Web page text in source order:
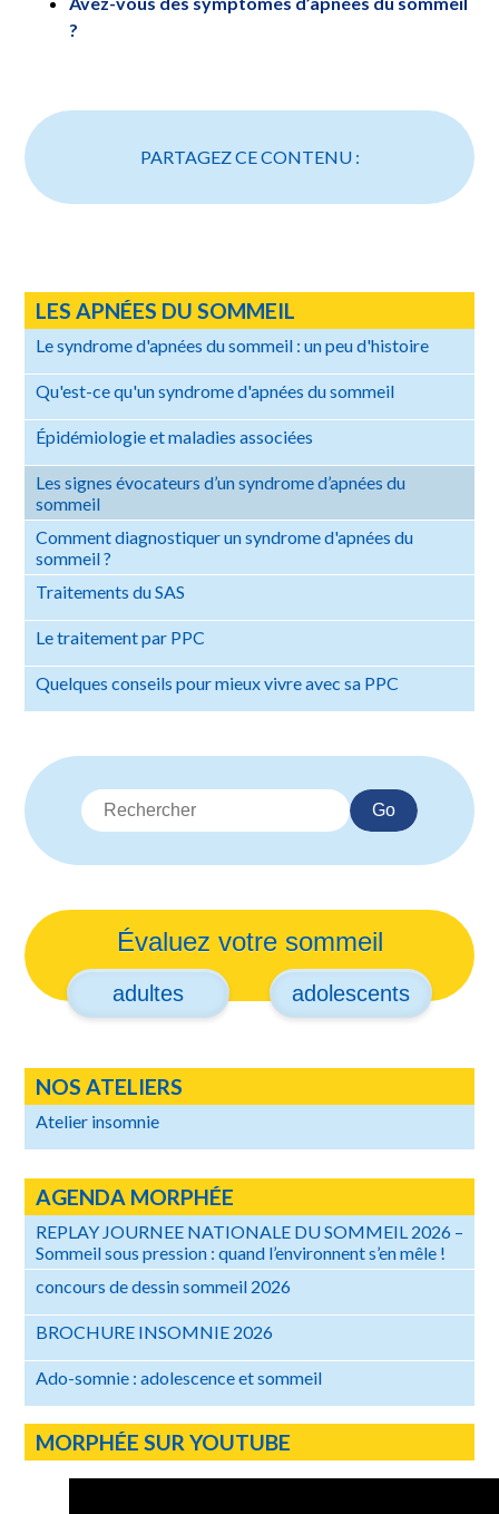
?
PARTAGEZ CE CONTENU :
LES APNÉES DU SOMMEIL
Le syndrome d'apnées du sommeil : un peu d'histoire
Qu'est-ce qu'un syndrome d'apnées du sommeil
Épidémiologie et maladies associées
Les signes évocateurs d’un syndrome d’apnées du
sommeil
Comment diagnostiquer un syndrome d'apnées du
sommeil ?
Traitements du SAS
Le traitement par PPC
Quelques conseils pour mieux vivre avec sa PPC
Go
Évaluez votre sommeil
adultes adolescents
NOS ATELIERS
Atelier insomnie
AGENDA MORPHÉE
REPLAY JOURNEE NATIONALE DU SOMMEIL 2026 –
Sommeil sous pression : quand l’environnent s’en mêle !
concours de dessin sommeil 2026
BROCHURE INSOMNIE 2026
Ado-somnie : adolescence et sommeil
MORPHÉE SUR YOUTUBE